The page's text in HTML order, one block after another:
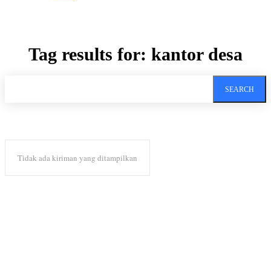
Tag results for: kantor desa
SEARCH
Tidak ada kiriman yang ditampilkan